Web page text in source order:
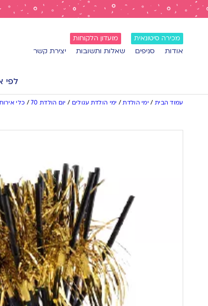
מכירה סיטונאית מועדון הלקוחות
אודות סניפים שאלות ותשובות יצירת קשר
לפי
עמוד הבית / ימי הולדת/ ימי הולדת עגולים / יום הולדת 70 / כלי אירוח